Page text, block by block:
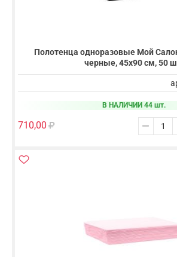
Полотенца одноразовые Мой
черные, 45х90 см, 50
В НАЛИЧИИ 44 шт.
710,00